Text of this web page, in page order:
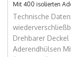
Mit 400 isolierten
Technische
Drehbarer
Aderendhülsen